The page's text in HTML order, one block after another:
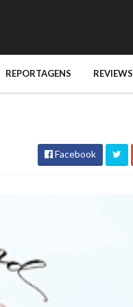
REPORTAGENS REVIEWS
Facebook